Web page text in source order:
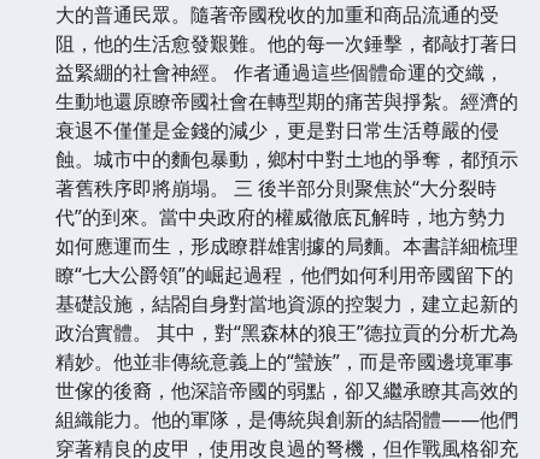
大的普通民眾。隨著帝國稅收的加重和商品流通的受
阻，他的生活愈發艱難。他的每一次錘擊，都敲打著日
益緊綳的社會神經。 作者通過這些個體命運的交織，
生動地還原瞭帝國社會在轉型期的痛苦與掙紮。經濟的
衰退不僅僅是金錢的減少，更是對日常生活尊嚴的侵
蝕。城市中的麵包暴動，鄉村中對土地的爭奪，都預示
著舊秩序即將崩塌。 三 後半部分則聚焦於“大分裂時
代”的到來。當中央政府的權威徹底瓦解時，地方勢力
如何應運而生，形成瞭群雄割據的局麵。本書詳細梳理
瞭“七大公爵領”的崛起過程，他們如何利用帝國留下的
基礎設施，結閤自身對當地資源的控製力，建立起新的
政治實體。 其中，對“黑森林的狼王”德拉貢的分析尤為
精妙。他並非傳統意義上的“蠻族”，而是帝國邊境軍事
世傢的後裔，他深諳帝國的弱點，卻又繼承瞭其高效的
組織能力。他的軍隊，是傳統與創新的結閤體——他們
穿著精良的皮甲，使用改良過的弩機，但作戰風格卻充